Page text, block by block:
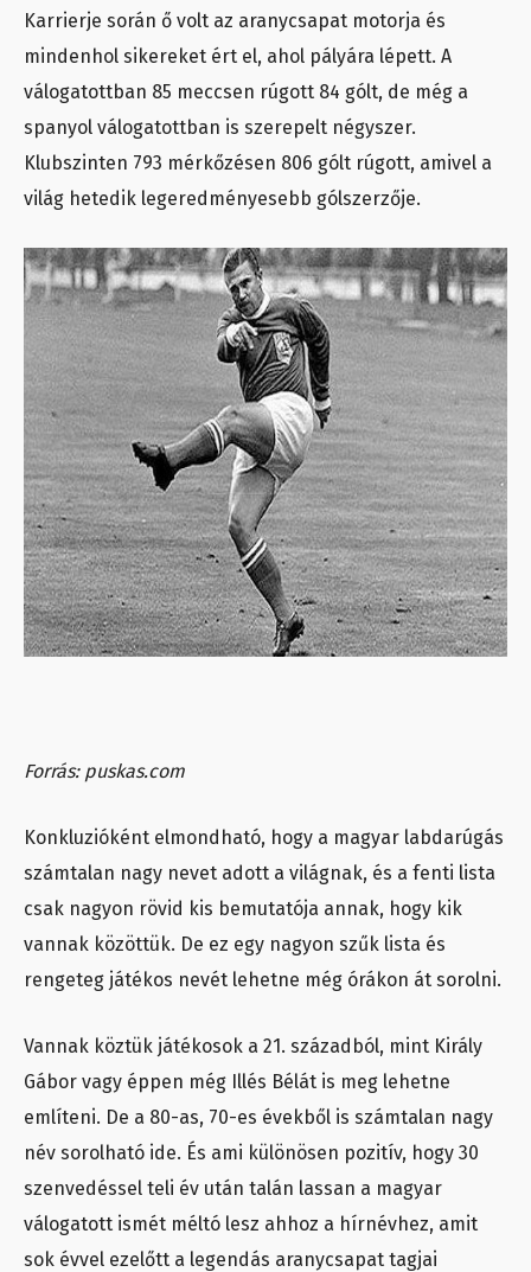
Karrierje során ő volt az aranycsapat motorja és
mindenhol sikereket ért el, ahol pályára lépett. A
válogatottban 85 meccsen rúgott 84 gólt, de még a
spanyol válogatottban is szerepelt négyszer.
Klubszinten 793 mérkőzésen 806 gólt rúgott, amivel a
világ hetedik legeredményesebb gólszerzője.
Forrás: puskas.com
Konkluzióként elmondható, hogy a magyar labdarúgás
számtalan nagy nevet adott a világnak, és a fenti lista
csak nagyon rövid kis bemutatója annak, hogy kik
vannak közöttük. De ez egy nagyon szűk lista és
rengeteg játékos nevét lehetne még órákon át sorolni.
Vannak köztük játékosok a 21. századból, mint Király
Gábor vagy éppen még Illés Bélát is meg lehetne
említeni. De a 80-as, 70-es évekből is számtalan nagy
név sorolható ide. És ami különösen pozitív, hogy 30
szenvedéssel teli év után talán lassan a magyar
válogatott ismét méltó lesz ahhoz a hírnévhez, amit
sok évvel ezelőtt a legendás aranycsapat tagjai